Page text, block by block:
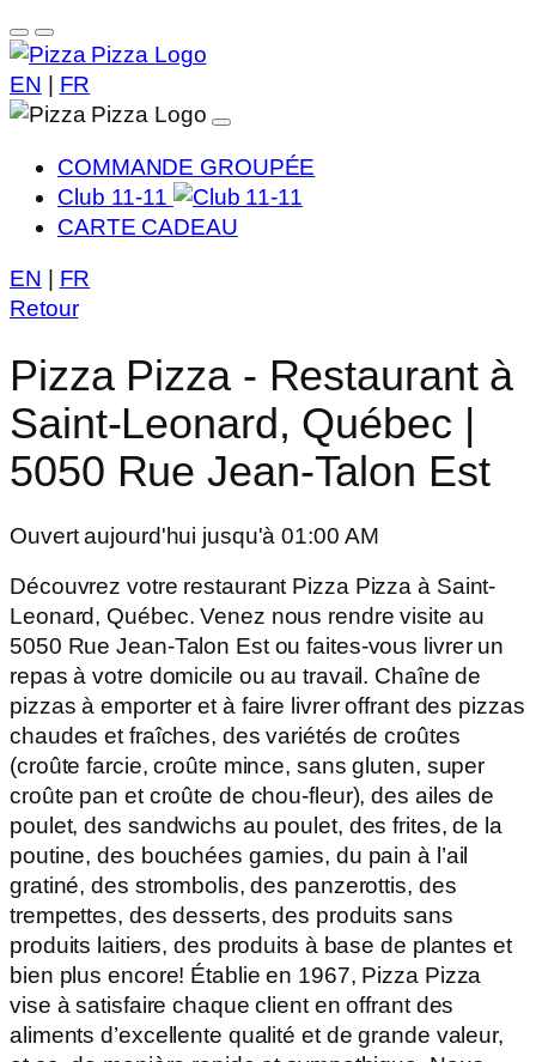
EN FR
COMMANDE GROUPÉE
Club 11-11
CARTE CADEAU
EN
FR
Retour
Pizza Pizza - Restaurant à
Saint-Leonard, Québec |
5050 Rue Jean-Talon Est
Ouvert aujourd'hui jusqu'à 01:00 AM
Découvrez votre restaurant Pizza Pizza à Saint-
Leonard, Québec. Venez nous rendre visite au
5050 Rue Jean-Talon Est ou faites-vous livrer un
repas à votre domicile ou au travail. Chaîne de
pizzas à emporter et à faire livrer offrant des pizzas
chaudes et fraîches, des variétés de croûtes
(croûte farcie, croûte mince, sans gluten, super
croûte pan et croûte de chou-fleur), des ailes de
poulet, des sandwichs au poulet, des frites, de la
poutine, des bouchées garnies, du pain à l’ail
gratiné, des strombolis, des panzerottis, des
trempettes, des desserts, des produits sans
produits laitiers, des produits à base de plantes et
bien plus encore! Établie en 1967, Pizza Pizza
vise à satisfaire chaque client en offrant des
aliments d’excellente qualité et de grande valeur,